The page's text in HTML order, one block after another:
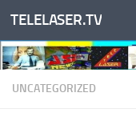
Salta al contenuto
TELELASER.TV
UNCATEGORIZED